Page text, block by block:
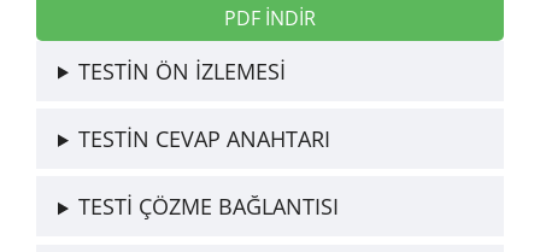
PDF İNDİR
TESTİN ÖN İZLEMESİ
TESTİN CEVAP ANAHTARI
TESTİ ÇÖZME BAĞLANTISI